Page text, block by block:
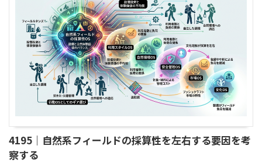
4195｜自然系フィールドの採算性を左右する要因を考
察する